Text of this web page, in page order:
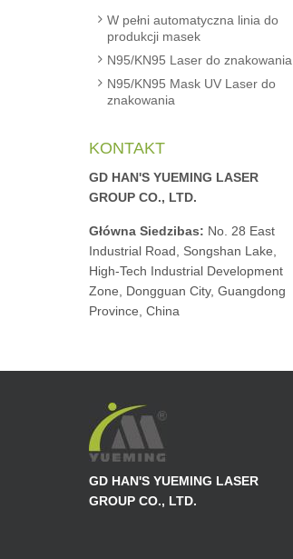
W pełni automatyczna linia do
produkcji masek
N95/KN95 Laser do znakowania
N95/KN95 Mask UV Laser do
znakowania
KONTAKT
GD HAN'S YUEMING LASER
GROUP CO., LTD.
Główna Siedzibas: No. 28 East
Industrial Road, Songshan Lake,
High-Tech Industrial Development
Zone, Dongguan City, Guangdong
Province, China
GD HAN'S YUEMING LASER
GROUP CO., LTD.